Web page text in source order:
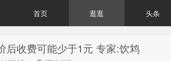
首页 逛逛 头条
后收费可能少于1元 专家:饮鸩